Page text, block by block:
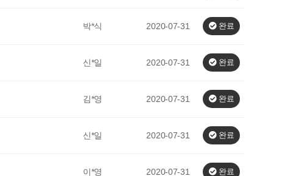
박*식 2020-07-31 완료
신*일 2020-07-31 완료
김*영 2020-07-31 완료
신*일 2020-07-31 완료
이*영 2020-07-31 완료